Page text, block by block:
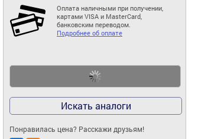
Оплата наличными при получении,
картами VISA и MasterCard,
банковским переводом.
Подробнее об оплате
Искать аналоги
Понравилась цена? Расскажи друзьям!